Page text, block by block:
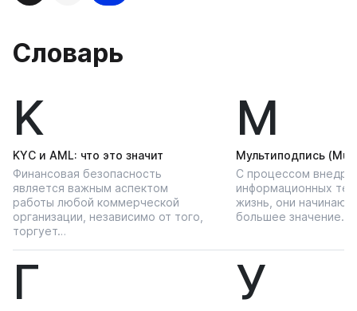
Словарь
K
KYС и AML: что это значит
Финансовая безопасность
является важным аспектом
работы любой коммерческой
организации, независимо от того,
торгует…
М
Мультиподпись
С процессом
информационных
жизнь, они начинают
большее значение…
Г У